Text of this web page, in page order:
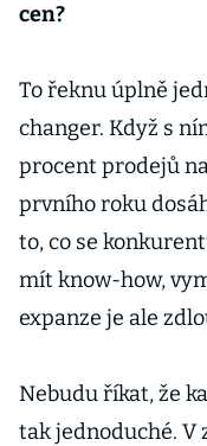
cen?
To řeknu úplně
changer. Když s
procent prodejů
prvního roku
to, co se
mít know-how,
expanze je ale
Nebudu říkat, že
tak jednoduché. V